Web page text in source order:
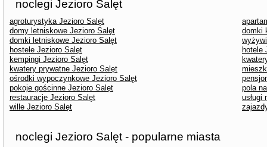
noclegi Jezioro Salęt
agroturystyka Jezioro Salęt
domy letniskowe Jezioro Salęt
domki
domki letniskowe Jezioro Salęt
hostele Jezioro Salęt
hotele
kempingi Jezioro Salęt
kwatery prywatne Jezioro Salęt
ośrodki wypoczynkowe Jezioro Salęt
pokoje gościnne Jezioro Salęt
pola
restauracje Jezioro Salęt
usługi
wille Jezioro Salęt
noclegi Jezioro Salęt - popularne miasta